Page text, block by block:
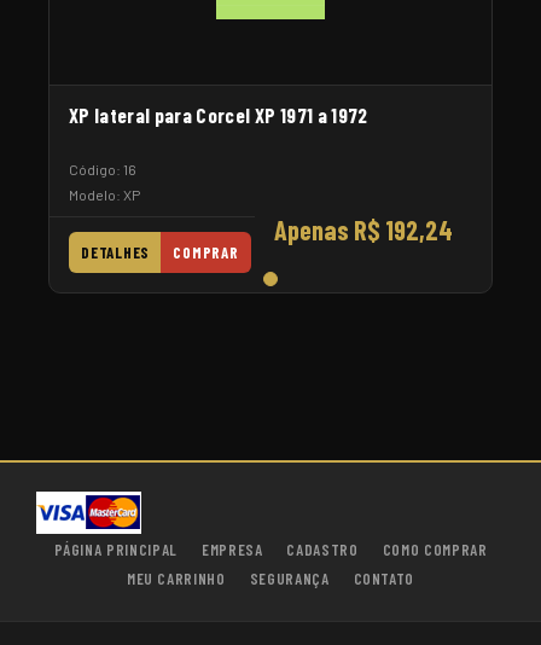
XP lateral para Corcel XP 1971 a 1972
Código: 16
Modelo: XP
Apenas R$ 192,24
DETALHES COMPRAR
PÁGINA PRINCIPAL EMPRESA CADASTRO
COMO COMPRAR
MEU CARRINHO
SEGURANÇA CONTATO